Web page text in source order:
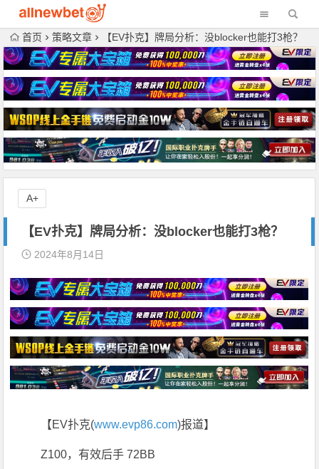
首页 策略文章 【EV扑克】牌局分析：没blocker也能打3枪？
【EV扑克】牌局分析：没blocker也能打3枪？
2024年8月14日
【EV扑克(www.evp86.com)报道】
Z100，有效后手 72BB
A+